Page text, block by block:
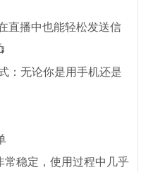
直播中也能轻松发送信
：无论你是用手机还是
常稳定，使用过程中几乎